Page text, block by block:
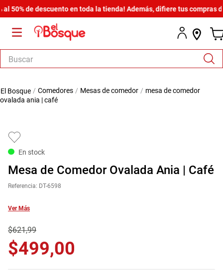
de descuento en toda la tienda! Además, difiere tus compras
Buscar
comedores mesas de comedor
mesa de comedor
ovalada ania | café
En stock
Mesa de Comedor Ovalada Ania | Café
Referencia: DT-6598
Ver Más
$621,99
$499,00
1.
salas
.
zapatera
9.
comoda
10. sofa